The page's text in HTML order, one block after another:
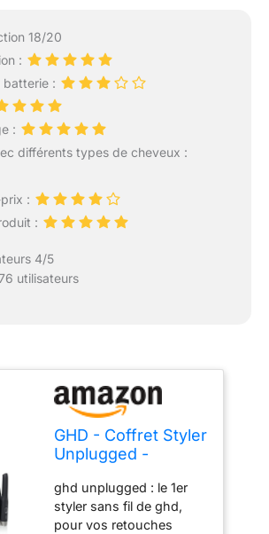
18/20
:
batterie :
:
différents types de cheveux :
:
:
4/5
utilisateurs
GHD - Coffret Styler
Unplugged -
(Noir) +
Accessoires
ghd unplugged : le 1er
styler sans fil de ghd,
pour vos retouches